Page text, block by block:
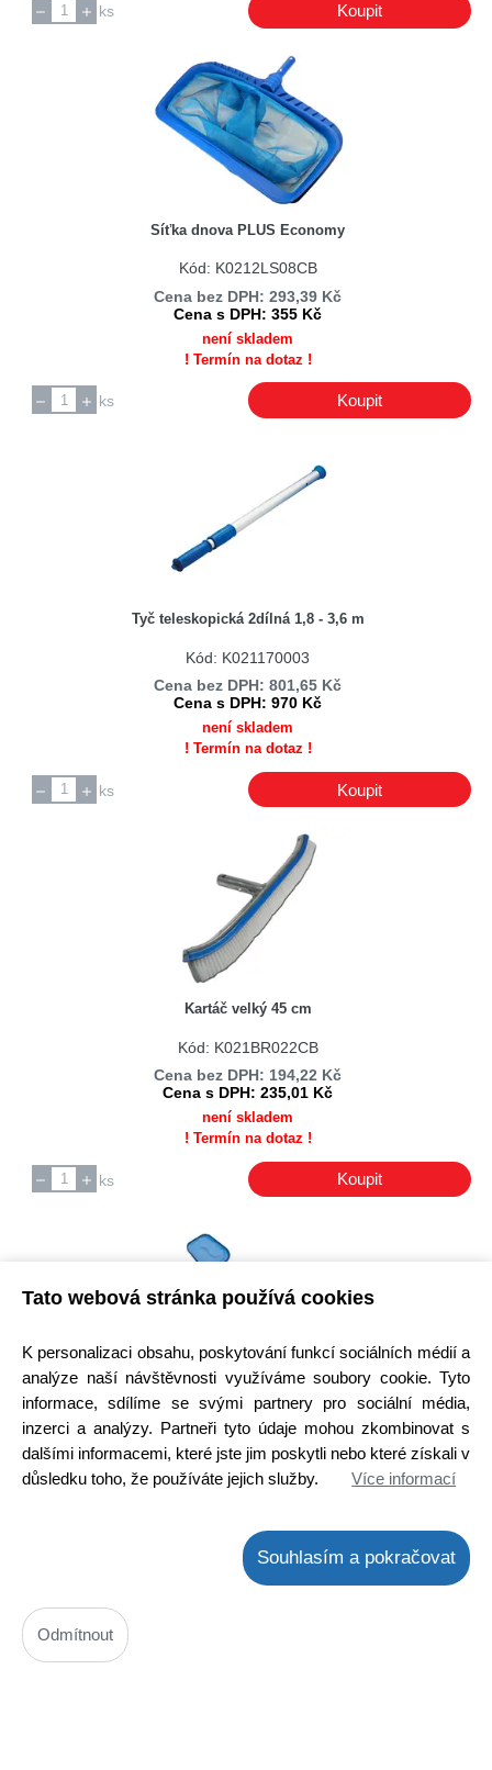
Tato webová stránka používá cookies
K personalizaci obsahu, poskytování funkcí sociálních médií a
analýze naší návštěvnosti využíváme soubory cookie. Tyto
informace, sdílíme se svými partnery pro sociální média,
inzerci a analýzy. Partneři tyto údaje mohou zkombinovat s
dalšími informacemi, které jste jim poskytli nebo které získali v
důsledku toho, že používáte jejich služby.
Více informací
Souhlasím a pokračovat
Odmítnout
ks Koupit
Síťka dnova PLUS Economy
Kód: K0212LS08CB
Cena bez DPH: 293,39 Kč
Cena s DPH: 355 Kč
není skladem
! Termín na dotaz !
ks Koupit
Tyč teleskopická 2dílná 1,8 - 3,6 m
Kód: K021170003
Cena bez DPH: 801,65 Kč
Cena s DPH: 970 Kč
není skladem
! Termín na dotaz !
ks Koupit
Kartáč velký 45 cm
Kód: K021BR022CB
Cena bez DPH: 194,22 Kč
Cena s DPH: 235,01 Kč
není skladem
! Termín na dotaz !
ks Koupit
Síťka hladinová Economy s hliníkovou tyčkou 1,5 m
Kód: K0212LS15EB
Cena bez DPH: 223,14 Kč
Cena s DPH: 270 Kč
! Termín na dotaz !
Koupit